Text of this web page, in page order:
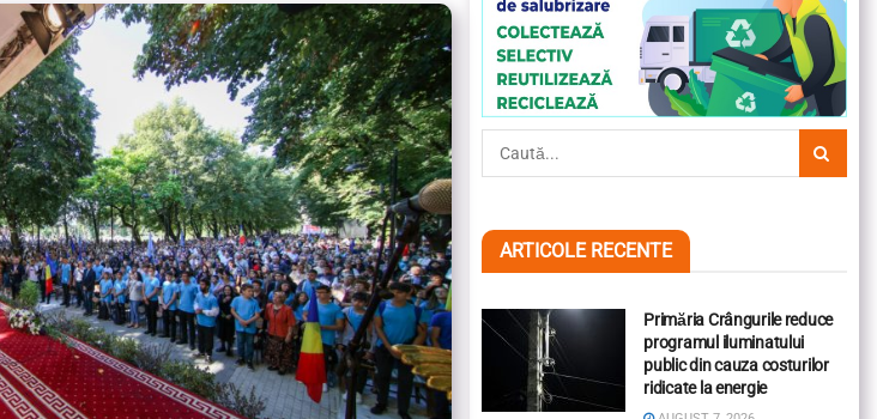
ARTICOLE RECENTE
Primăria Crângurile reduce
programul iluminatului
public din cauza costurilor
ridicate la energie